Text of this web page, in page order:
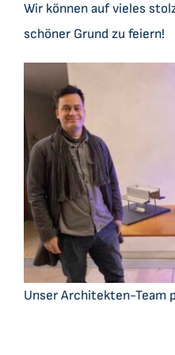
Wir können auf vieles
schöner Grund zu feiern!
Unser Architekten-Team